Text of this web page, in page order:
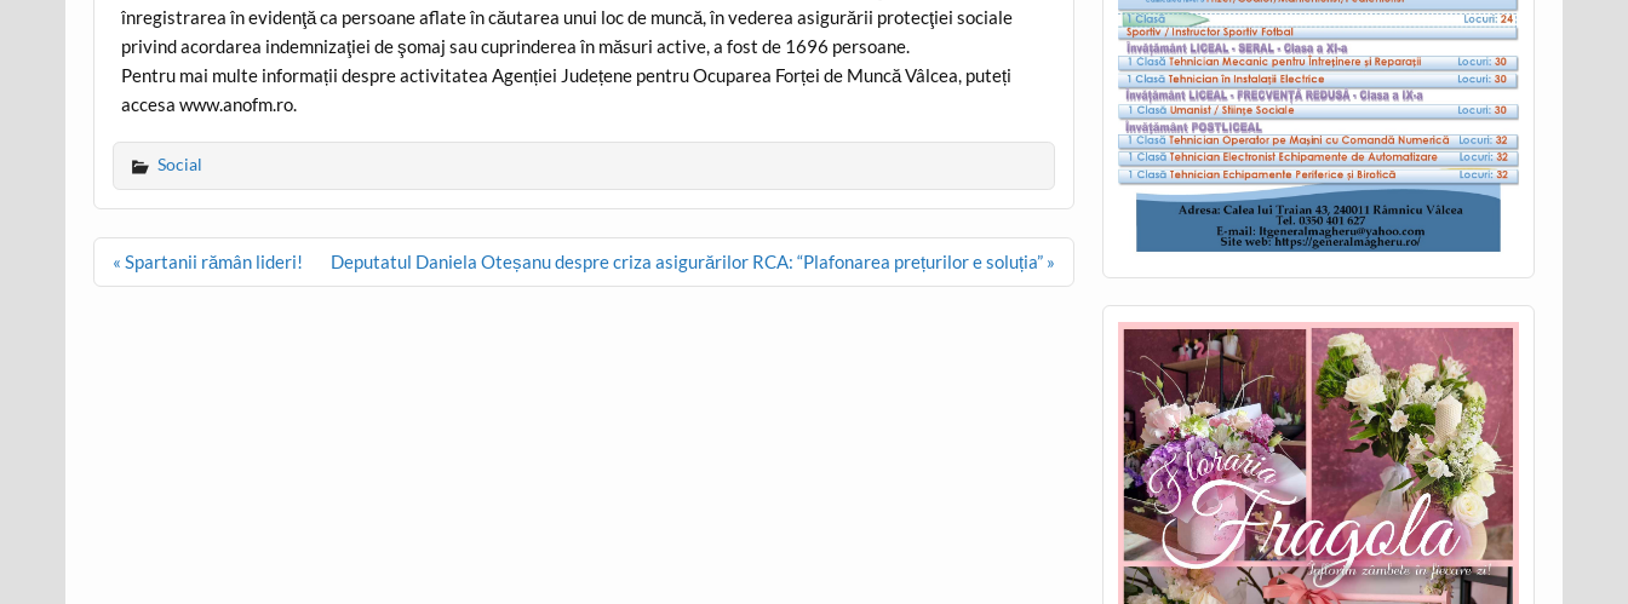
înregistrarea în evidenţă ca persoane aflate în căutarea unui loc de muncă, în vederea asigurării protecţiei sociale
privind acordarea indemnizaţiei de şomaj sau cuprinderea în măsuri active, a fost de 1696 persoane.
Pentru mai multe informații despre activitatea Agenției Județene pentru Ocuparea Forței de Muncă Vâlcea, puteți
accesa www.anofm.ro.
Social
Post
navigation
« Spartanii rămân lideri! Deputatul Daniela Oteșanu despre criza asigurărilor RCA: “Plafonarea prețurilor e soluția” »